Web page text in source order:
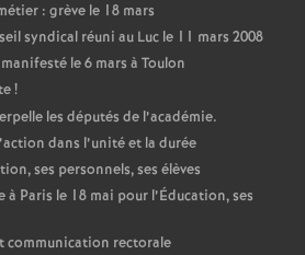
: grève le 18 mars
syndical réuni au Luc le 11 mars 2008
le 6 mars à Toulon
!
les députés de l’académie.
dans l’unité et la durée
ses personnels, ses élèves
Paris le 18 mai pour l’Éducation, ses
communication rectorale